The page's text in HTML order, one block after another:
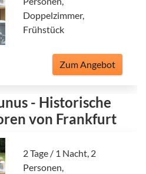
Doppelzimmer,
Frühstück
Zum Angebot
- Historische
von Frankfurt
2 Tage / 1 Nacht, 2
Personen,